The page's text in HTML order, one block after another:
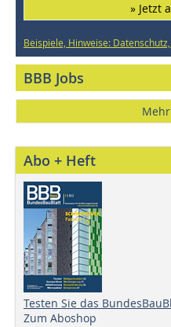
» Jetzt
Beispiele, Hinweise:
BBB Jobs
Abo + Heft
Testen Sie das
Zum Aboshop